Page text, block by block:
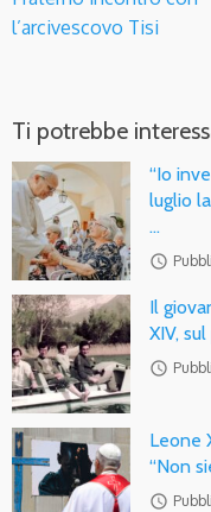
l’arcivescovo Tisi
Ti potrebbe
“Io
luglio
…
access_time
Il
XIV,
access_time
Leone
“Non
access_time